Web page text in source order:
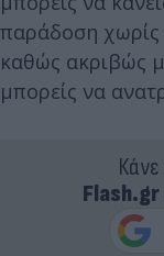
παράδοση χωρίς
καθώς ακριβώς
μπορείς να
Κάνε
Flash.gr